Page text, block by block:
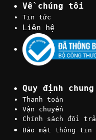
Về chúng tôi
Tin tức
Liên hệ
Quy định chung
Thanh toán
Vận chuyển
Chính sách đổi trả
Bảo mật thông tin